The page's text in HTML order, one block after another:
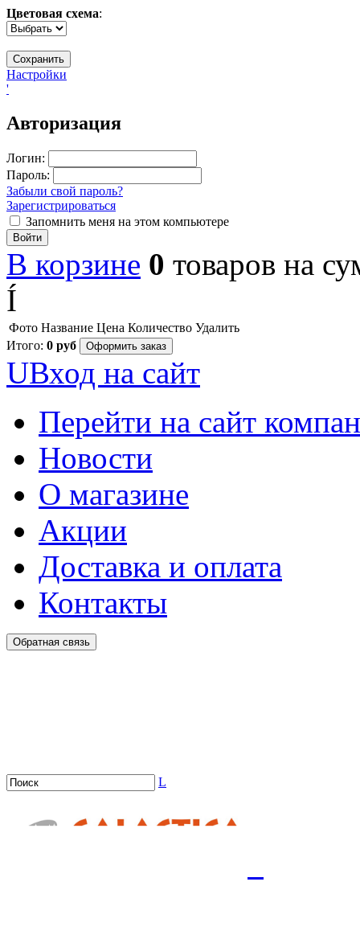
Цветовая схема:
Настройки
'
Авторизация
Логин:
Пароль:
Забыли свой пароль?
Зарегистрироваться
Запомнить меня на этом компьютере
Войти
В корзине 0 товаров на
Í
Фото Название Цена Количество Удалить
Итого: 0 руб Оформить заказ
UВход на сайт
Перейти на сайт
Новости
О магазине
Акции
Доставка и оплата
Контакты
Обратная связь
L